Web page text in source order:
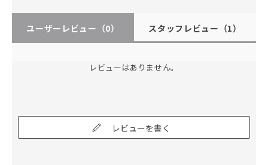
ユーザーレビュー （0） スタッフレビュー （1）
レビューはありません。
レビューを書く